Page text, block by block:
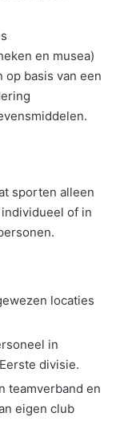
en musea)
op basis van een
sporten alleen
of in
locaties
in
divisie.
teamverband en
eigen club